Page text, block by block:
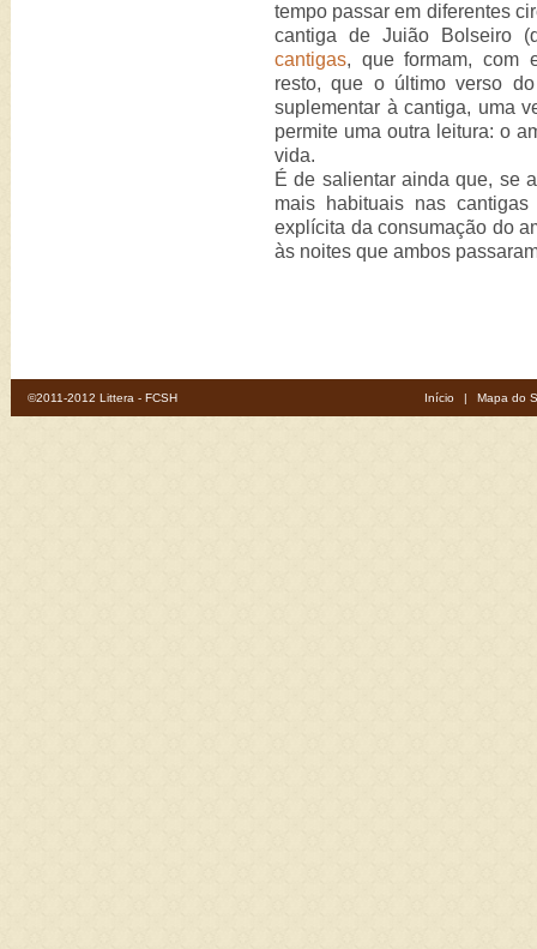
tempo passar em diferentes
cantiga de Juião Bolseiro
cantigas, que formam, com
resto, que o último verso
suplementar à cantiga, uma
permite uma outra leitura: o
vida.
É de salientar ainda que, se
mais habituais nas
explícita da consumação do
às noites que ambos
©2011-2012 Littera - FCSH Início | Mapa do